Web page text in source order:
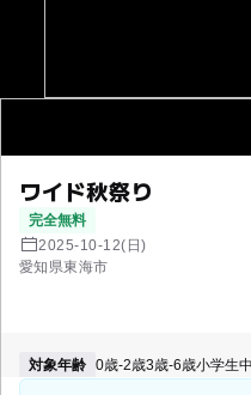
ワイド秋祭り
完全無料
2025-10-12(日)
愛知県東海市
対象年齢 0歳-2歳3歳-6歳小学生